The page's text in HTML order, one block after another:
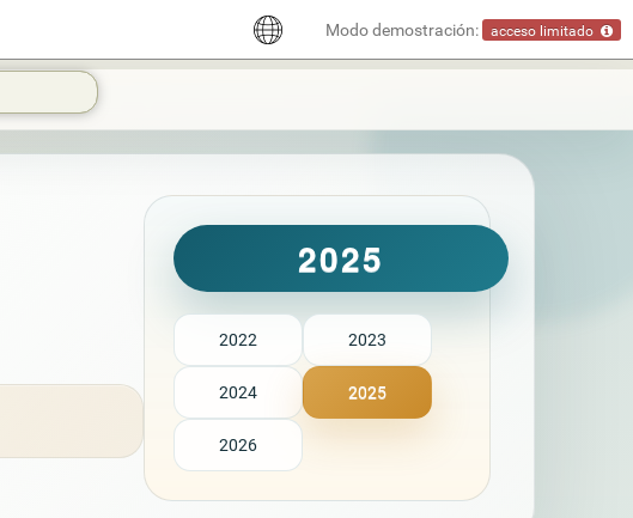
Modo demostración: acceso limitado
2025
2022 2023
2024 2025
2026